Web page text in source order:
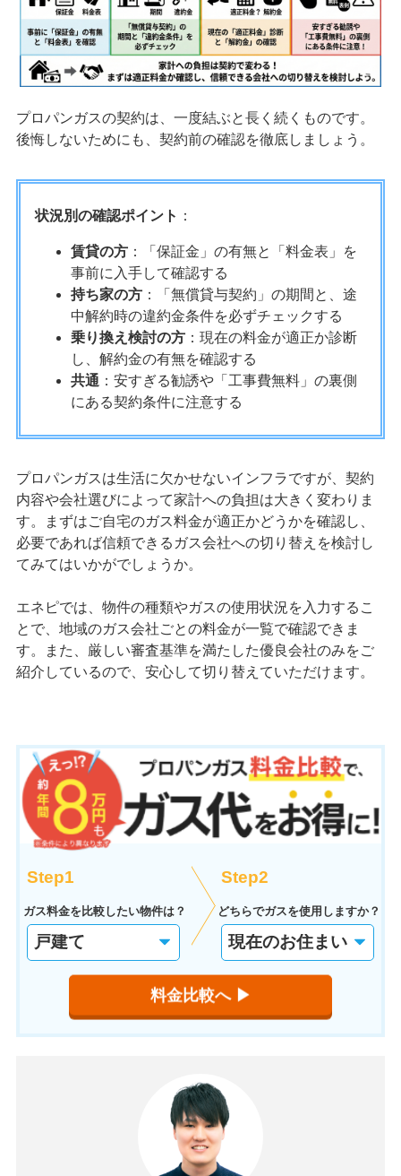
プロパンガスの契約は、一度結ぶと長く続くものです。
後悔しないためにも、契約前の確認を徹底しましょう。
状況別の確認ポイント ：
賃貸の方：「保証金」の有無と「料金表」を
事前に入手して確認する
持ち家の方：「無償貸与契約」の期間と、途
中解約時の違約金条件を必ずチェックする
乗り換え検討の方：現在の料金が適正か診断
し、解約金の有無を確認する
共通 ：安すぎる勧誘や「工事費無料」の裏側
にある契約条件に注意する
プロパンガスは生活に欠かせないインフラですが、契約
内容や会社選びによって家計への負担は大きく変わりま
す。まずはご自宅のガス料金が適正かどうかを確認し、
必要であれば信頼できるガス会社への切り替えを検討し
てみてはいかがでしょうか。
エネピでは、物件の種類やガスの使用状況を入力するこ
とで、地域のガス会社ごとの料金が一覧で確認できま
す。また、厳しい審査基準を満たした優良会社のみをご
紹介しているので、安心して切り替えていただけます。
Step1
ガス料金を比較したい物件は？
Step2
どちらでガスを使用しますか？
料金比較へ ▶︎